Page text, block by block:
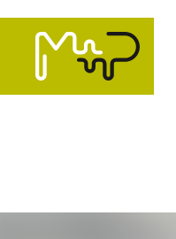
inhoud
gaan